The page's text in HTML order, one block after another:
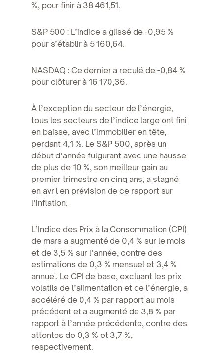
%, pour finir à 38 461,51.
S&P 500 : L’indice a glissé de -0,95 %
pour s’établir à 5 160,64.
NASDAQ : Ce dernier a reculé de -0,84 %
pour clôturer à 16 170,36.
À l’exception du secteur de l’énergie,
tous les secteurs de l’indice large ont fini
en baisse, avec l’immobilier en tête,
perdant 4,1 %. Le S&P 500, après un
début d’année fulgurant avec une hausse
de plus de 10 %, son meilleur gain au
premier trimestre en cinq ans, a stagné
en avril en prévision de ce rapport sur
l’inflation.
L’Indice des Prix à la Consommation (CPI)
de mars a augmenté de 0,4 % sur le mois
et de 3,5 % sur l’année, contre des
estimations de 0,3 % mensuel et 3,4 %
annuel. Le CPI de base, excluant les prix
volatils de l’alimentation et de l’énergie, a
accéléré de 0,4 % par rapport au mois
précédent et a augmenté de 3,8 % par
rapport à l’année précédente, contre des
attentes de 0,3 % et 3,7 %,
respectivement.